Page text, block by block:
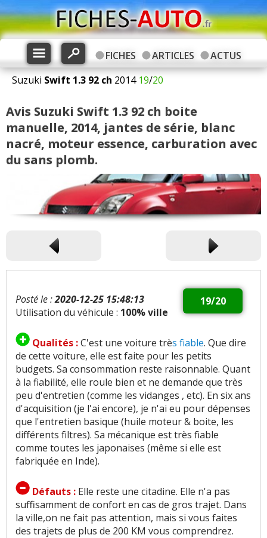
FICHES ARTICLES
ACTUS
Suzuki Swift 1.3 92 ch 2014 19/20
Avis Suzuki Swift 1.3 92 ch boite
manuelle, 2014, jantes de série, blanc
nacré, moteur essence, carburation avec
du sans plomb.
19/20
Posté le :2020-12-25 15:48:13
Utilisation du véhicule : 100% ville
Qualités :C'est une voiture très fiable. Que dire
de cette voiture, elle est faite pour les petits
budgets. Sa consommation reste raisonnable. Quant
à la fiabilité, elle roule bien et ne demande que très
peu d'entretien (comme les vidanges , etc). En six ans
d'acquisition (je l'ai encore), je n'ai eu pour dépenses
que l'entretien basique (huile moteur & boite, les
différents filtres). Sa mécanique est très fiable
comme toutes les japonaises (même si elle est
fabriquée en Inde).
Défauts : Elle reste une citadine. Elle n'a pas
suffisamment de confort en cas de gros trajet. Dans
la ville,on ne fait pas attention, mais si vous faites
des trajets de plus de 200 KM vous comprendrez.